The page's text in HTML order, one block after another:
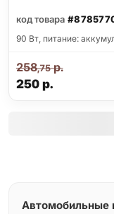
код товара
90 Вт, питание:
250р.
258,75р.
Автомобильные